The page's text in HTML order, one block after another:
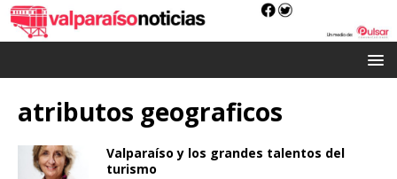
atributos geograficos
Valparaíso y los grandes talentos del
turismo